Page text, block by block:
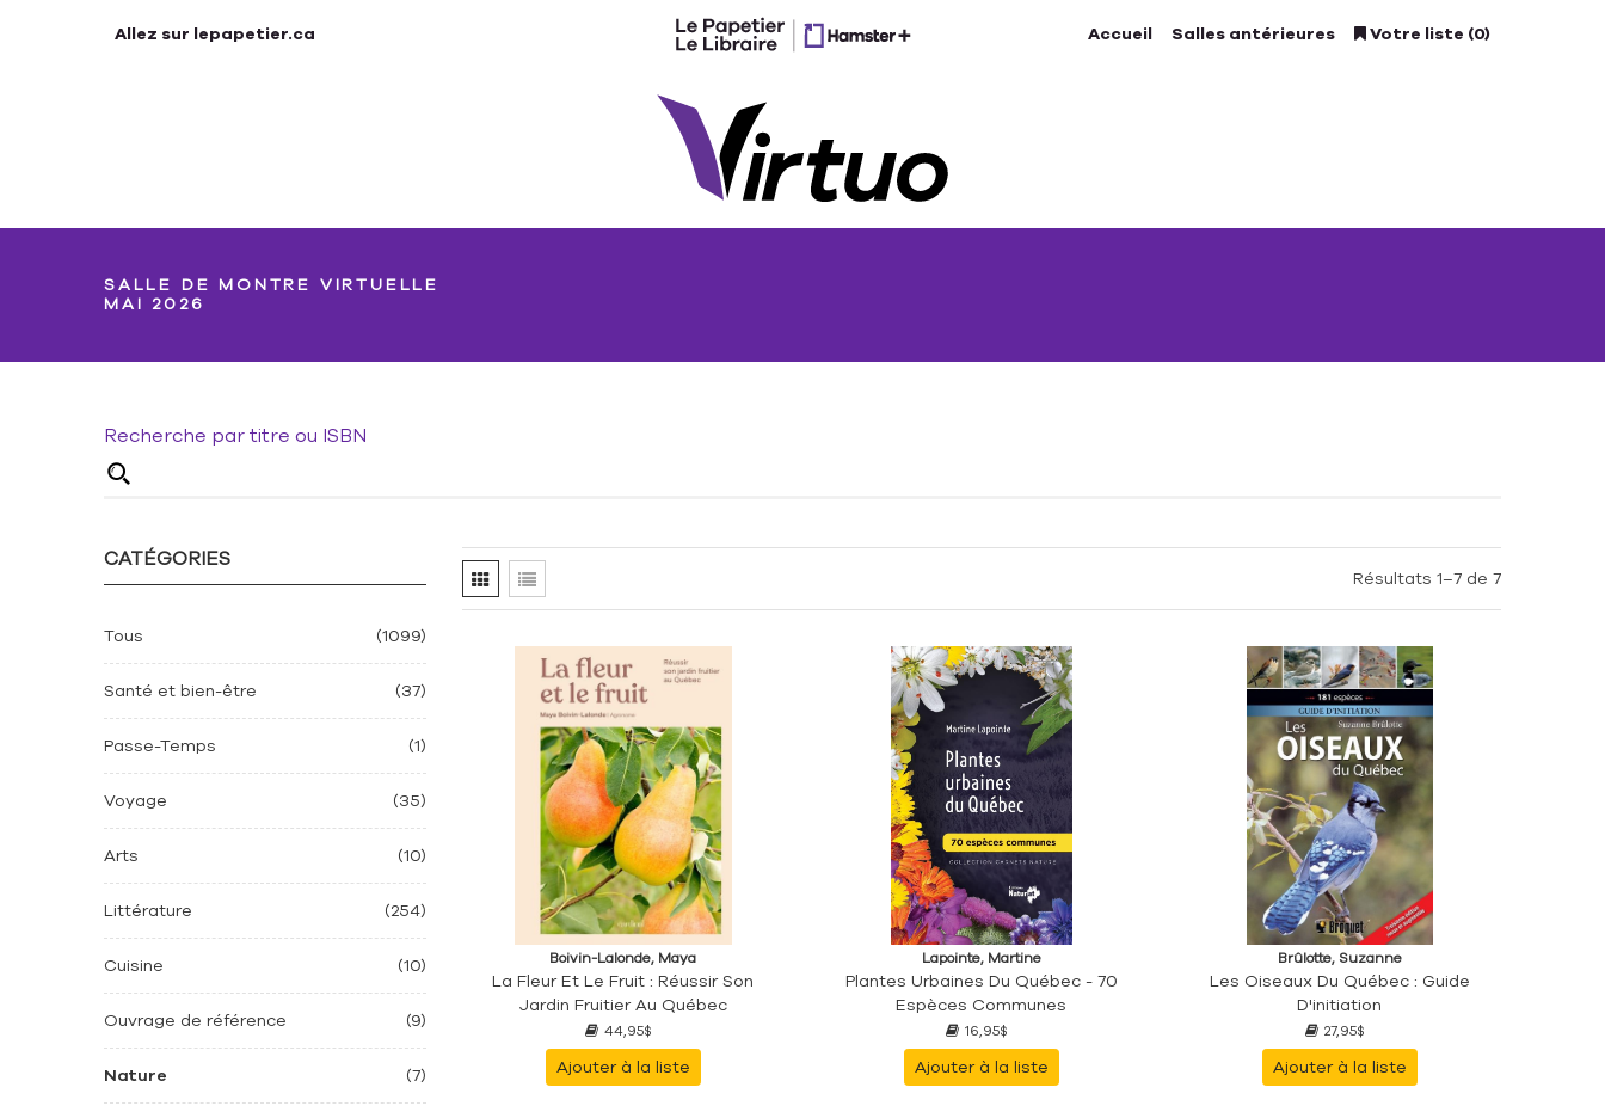
Allez sur lepapetier.ca Accueil Salles antérieures Votre liste (0)
SALLE DE MONTRE VIRTUELLE
MAI 2026
Recherche par titre ou ISBN
CATÉGORIES
Tous (1099)
Santé et bien-être (37)
Passe-Temps (1)
Voyage (35)
Arts (10)
Littérature (254)
Cuisine (10)
Ouvrage de référence (9)
Nature (7)
Résultats 1–7 de 7
Boivin-Lalonde, Maya
La Fleur Et Le Fruit : Réussir Son
Jardin Fruitier Au Québec
44,95$
Ajouter à la liste
Lapointe, Martine
Plantes Urbaines Du Québec - 70
Espèces Communes
16,95$
Ajouter à la liste
Brûlotte, Suzanne
Les Oiseaux Du Québec : Guide
D'initiation
27,95$
Ajouter à la liste